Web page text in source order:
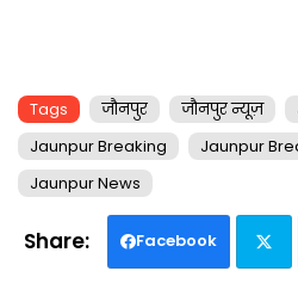
Tags जौनपुर जौनपुर न्यूज़
Jaunpur Breaking
Jaunpur
Jaunpur News
Facebook